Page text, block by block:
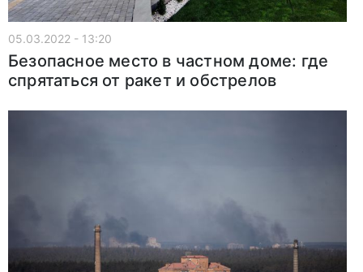
05.03.2022 - 13:20
Безопасное место в частном доме: где
спрятаться от ракет и обстрелов